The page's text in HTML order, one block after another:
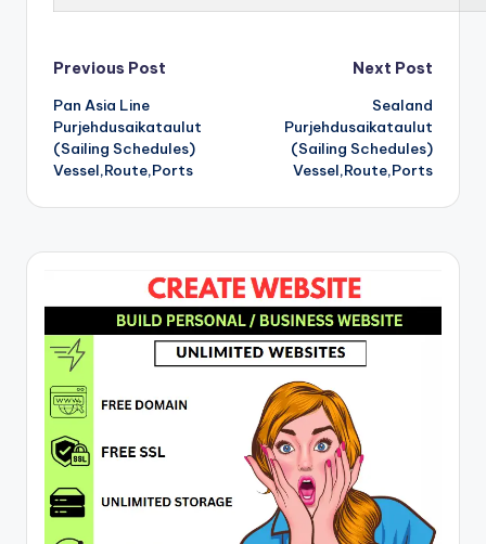
Post
navigation
Previous Post
Pan Asia Line
Purjehdusaikataulut
(Sailing Schedules)
Vessel,Route,Ports
Next Post
Sealand
Purjehdusaikataulut
(Sailing Schedules)
Vessel,Route,Ports